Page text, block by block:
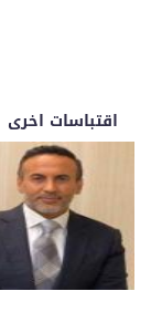
اقتباسات اخرى